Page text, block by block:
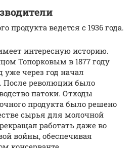
продукта ведется с 1936 года.
интересную историю.
Топорковым в 1877 году
уже через год начал
После революции было
патоки. Отходы
продукта было решено
сырья для молочной
работать даже во
войны, обеспечивая